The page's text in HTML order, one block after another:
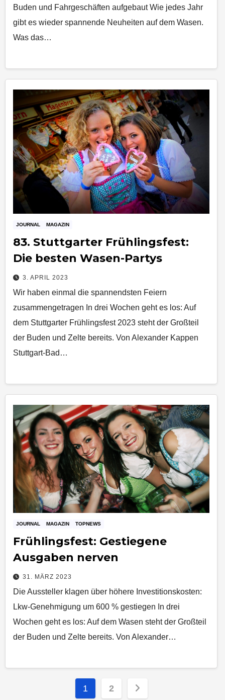
Buden und Fahrgeschäften aufgebaut Wie jedes Jahr
gibt es wieder spannende Neuheiten auf dem Wasen.
Was das…
JOURNAL MAGAZIN
83. Stuttgarter Frühlingsfest:
Die besten Wasen-Partys
3. APRIL 2023
Wir haben einmal die spannendsten Feiern
zusammengetragen In drei Wochen geht es los: Auf
dem Stuttgarter Frühlingsfest 2023 steht der Großteil
der Buden und Zelte bereits. Von Alexander Kappen
Stuttgart-Bad…
JOURNAL MAGAZIN TOPNEWS
Frühlingsfest: Gestiegene
Ausgaben nerven
31. MÄRZ 2023
Die Aussteller klagen über höhere Investitionskosten:
Lkw-Genehmigung um 600 % gestiegen In drei
Wochen geht es los: Auf dem Wasen steht der Großteil
der Buden und Zelte bereits. Von Alexander…
Seitennummerierung
der
1 2